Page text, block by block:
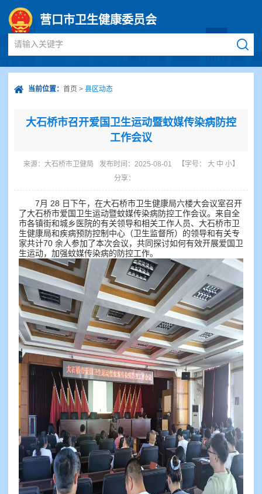
营口市卫生健康委员会
请输入关键字
当前位置： 首页 > 县区动态
大石桥市召开爱国卫生运动暨蚊媒传染病防控
工作会议
来源： 大石桥市卫健局 发布时间：2025-08-01 【字号： 大 中 小】
分享：
7月 28 日下午，在大石桥市卫生健康局六楼大会议室召开
了大石桥市爱国卫生运动暨蚊媒传染病防控工作会议。来自全
市各镇街和城乡医院的有关领导和相关工作人员、大石桥市卫
生健康局和疾病预防控制中心（卫生监督所）的领导和有关专
家共计70 余人参加了本次会议，共同探讨如何有效开展爱国卫
生运动，加强蚊媒传染病的防控工作。